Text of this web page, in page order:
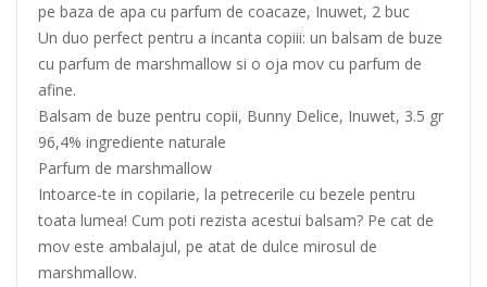
pe baza de apa cu parfum de coacaze, Inuwet, 2 buc
Un duo perfect pentru a incanta copiii: un balsam de buze
cu parfum de marshmallow si o oja mov cu parfum de
afine.
Balsam de buze pentru copii, Bunny Delice, Inuwet, 3.5 gr
96,4% ingrediente naturale
Parfum de marshmallow
Intoarce-te in copilarie, la petrecerile cu bezele pentru
toata lumea! Cum poti rezista acestui balsam? Pe cat de
mov este ambalajul, pe atat de dulce mirosul de
marshmallow.